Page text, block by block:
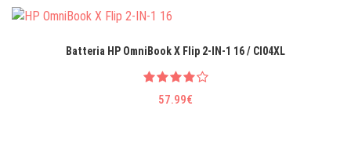
Batteria HP OmniBook X Flip 2-IN-1 16 / CI04XL
57.99€